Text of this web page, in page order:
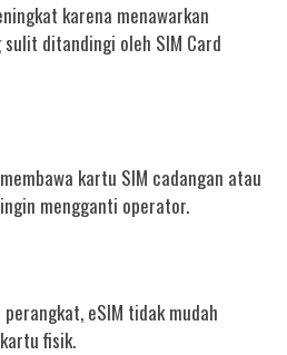
karena menawarkan
ditandingi oleh SIM Card
kartu SIM cadangan atau
mengganti operator.
eSIM tidak mudah
fisik.